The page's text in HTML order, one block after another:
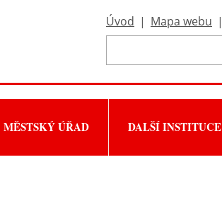
Úvod | Mapa webu |
MĚSTSKÝ ÚŘAD DALŠÍ INSTITUCE